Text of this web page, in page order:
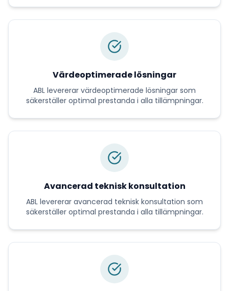
Värdeoptimerade lösningar
ABL levererar värdeoptimerade lösningar som
säkerställer optimal prestanda i alla tillämpningar.
Avancerad teknisk konsultation
ABL levererar avancerad teknisk konsultation som
säkerställer optimal prestanda i alla tillämpningar.